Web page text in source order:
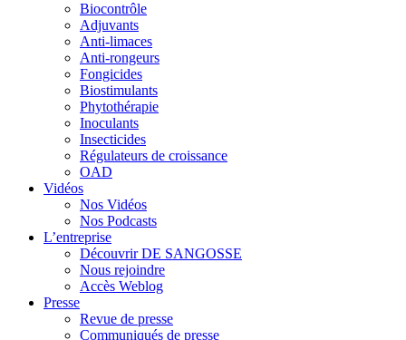
Biocontrôle
Adjuvants
Anti-limaces
Anti-rongeurs
Fongicides
Biostimulants
Phytothérapie
Inoculants
Insecticides
Régulateurs de croissance
OAD
Vidéos
Nos Vidéos
Nos Podcasts
L’entreprise
Découvrir DE SANGOSSE
Nous rejoindre
Accès Weblog
Presse
Revue de presse
Communiqués de presse